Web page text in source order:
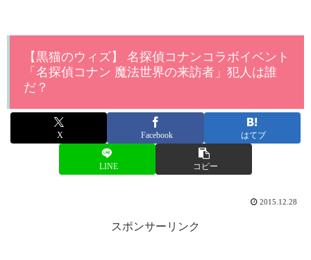
【黒猫のウィズ】 名探偵コナンコラボイベント
「名探偵コナン 魔法世界の来訪者」犯人は誰
だ？
X Facebook はてブ
LINE コピー
2015.12.28
スポンサーリンク